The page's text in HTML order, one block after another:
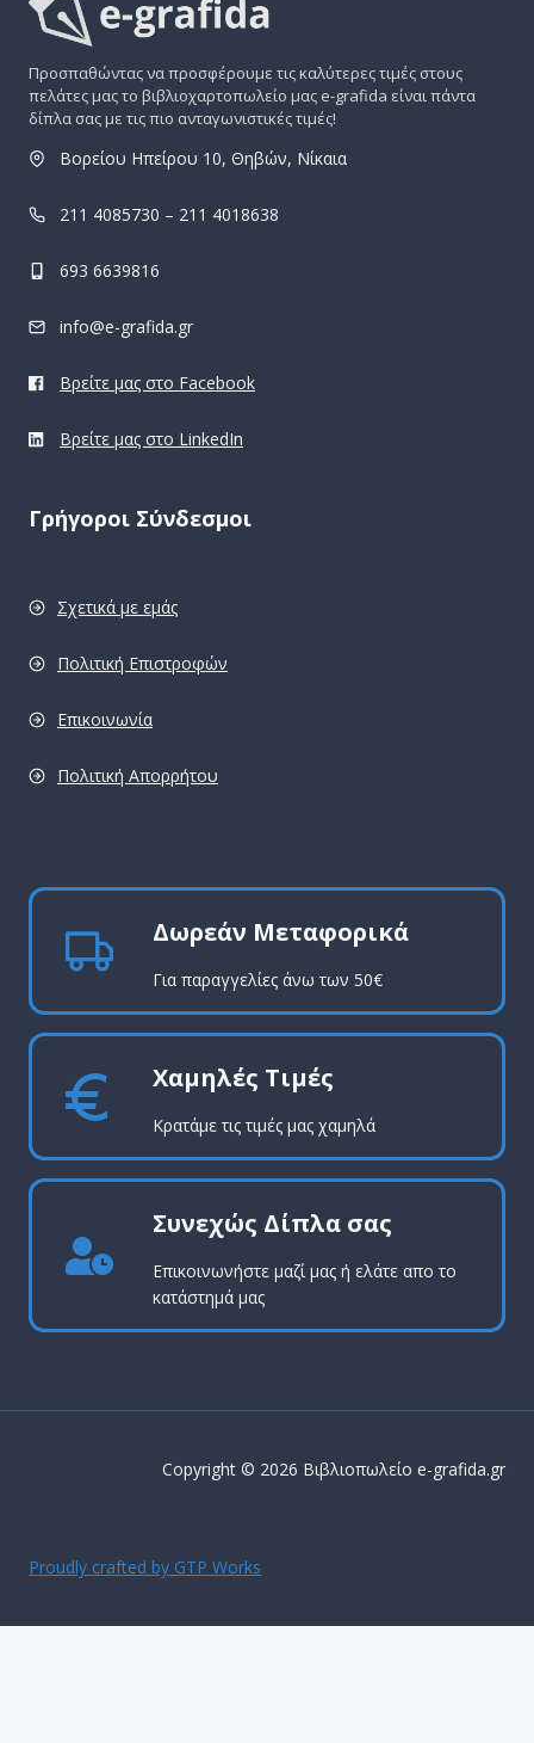
Προσπαθώντας να προσφέρουμε τις καλύτερες τιμές στους
πελάτες μας το βιβλιοχαρτοπωλείο μας e-grafida είναι πάντα
δίπλα σας με τις πιο ανταγωνιστικές τιμές!
Βορείου Ηπείρου 10, Θηβών, Νίκαια
211 4085730 – 211 4018638
693 6639816
info@e-grafida.gr
Βρείτε μας στο Facebook
Βρείτε μας στο LinkedIn
Γρήγοροι Σύνδεσμοι
Σχετικά με εμάς
Πολιτική Επιστροφών
Επικοινωνία
Πολιτική Απορρήτου
Δωρεάν Μεταφορικά
Για παραγγελίες άνω των 50€
Χαμηλές Τιμές
Κρατάμε τις τιμές μας χαμηλά
Συνεχώς Δίπλα σας
Επικοινωνήστε μαζί μας ή ελάτε απο το
κατάστημά μας
Copyright © 2026 Βιβλιοπωλείο e-grafida.gr
Proudly crafted by GTP Works